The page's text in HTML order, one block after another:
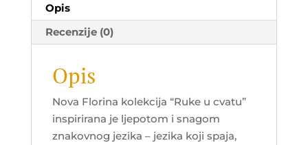
Opis
Recenzije (0)
Opis
Nova Florina kolekcija “Ruke u cvatu”
inspirirana je ljepotom i snagom
znakovnog jezika – jezika koji spaja,